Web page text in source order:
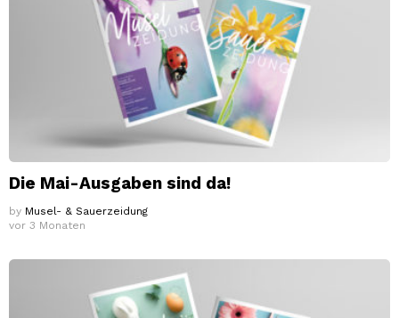
Die Mai-Ausgaben sind da!
by Musel- & Sauerzeidung
vor 3 Monaten